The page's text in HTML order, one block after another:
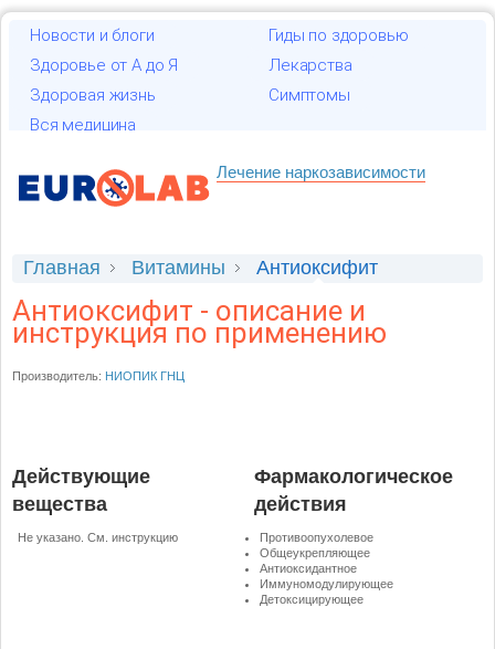
Новости и блоги
Гиды по здоровью
Здоровье от А до Я
Лекарства
Здоровая жизнь
Симптомы
Вся медицина
Лечение наркозависимости
Главная Витамины Антиоксифит
Антиоксифит - описание и
инструкция по применению
Производитель: НИОПИК ГНЦ
Действующие
вещества
Не указано. См. инструкцию
Фармакологическое
действия
Противоопухолевое
Общеукрепляющее
Антиоксидантное
Иммуномодулирующее
Детоксицирующее